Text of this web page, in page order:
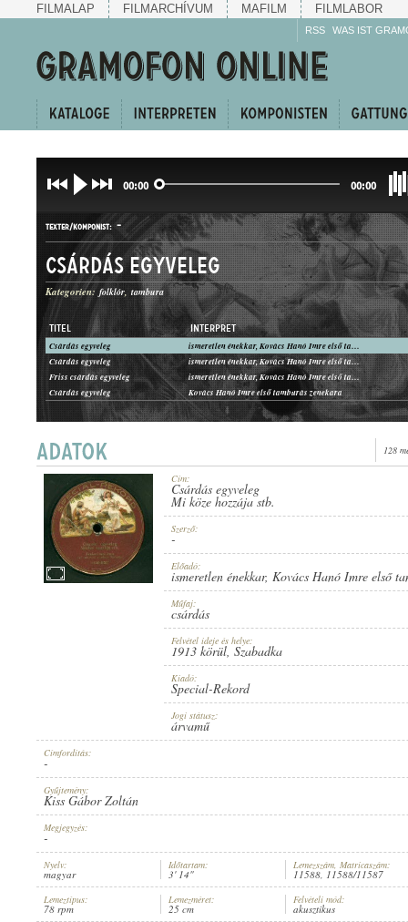
FILMALAP FILMARCHÍVUM MAFILM FILMLABOR
RSS WAS IST
00:00 00:00
INTERPRET: ISMERETLEN ÉNEKKAR KOVÁCS HANÓ IMRE ELSŐ TAMBURÁS
TEXTER/KOMPONIST: -
GATTUNG: CSÁRDÁS
ERSCHEINUNGSJAHR: 1913 KÖRÜL
SPECIAL-REKORD
Csárdás egyveleg
Kategorien: folklór tambura
TITEL INTERPRET
Csárdás egyveleg
ismeretlen énekkar, Kovács Hanó Imre első tamburás zenekara
Csárdás egyveleg
ismeretlen énekkar, Kovács Hanó Imre első tamburás zenekara
Friss csárdás egyveleg
ismeretlen énekkar, Kovács Hanó Imre első tamburás zenekara
Csárdás egyveleg
Kovács Hanó Imre első tamburás zenekara
128
Cím:
Csárdás egyveleg
Mi köze hozzája stb.
Szerző:
-
Előadó:
ismeretlen énekkar, Kovács Hanó Imre első
Műfaj:
csárdás
Felvétel ideje és helye:
1913 körül, Szabadka
Kiadó:
Special-Rekord
Jogi státusz:
árvamű
Címfordítás:
-
Gyűjtemény:
Kiss Gábor Zoltán
Megjegyzés:
-
Nyelv:
magyar
Időtartam:
3' 14"
Lemezszám, Matricaszám:
11588, 11588/11587
Lemeztípus:
78 rpm
Lemezméret:
25 cm
Felvételi mód:
akusztikus